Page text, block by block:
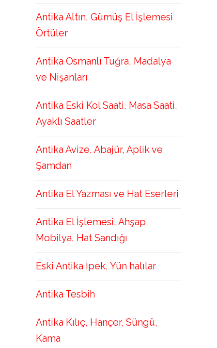
Antika Altın, Gümüş El İşlemesi
Örtüler
Antika Osmanlı Tuğra, Madalya
ve Nişanları
Antika Eski Kol Saati, Masa Saati,
Ayaklı Saatler
Antika Avize, Abajür, Aplik ve
Şamdan
Antika El Yazması ve Hat Eserleri
Antika El İşlemesi, Ahşap
Mobilya, Hat Sandığı
Eski Antika İpek, Yün halılar
Antika Tesbih
Antika Kılıç, Hançer, Süngü,
Kama